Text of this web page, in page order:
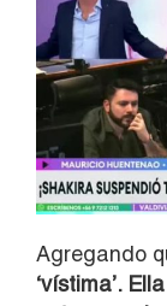
Agregando
‘vístima’.